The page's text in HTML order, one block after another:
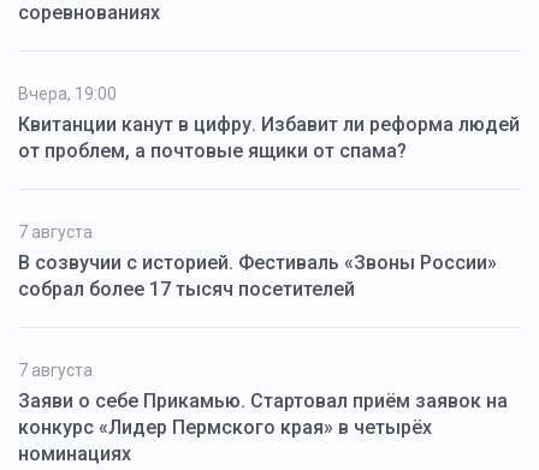
соревнованиях
Вчера, 19:00
Квитанции канут в цифру. Избавит ли реформа людей
от проблем, а почтовые ящики от спама?
7 августа
В созвучии с историей. Фестиваль «Звоны России»
собрал более 17 тысяч посетителей
7 августа
Заяви о себе Прикамью. Стартовал приём заявок на
конкурс «Лидер Пермского края» в четырёх
номинациях